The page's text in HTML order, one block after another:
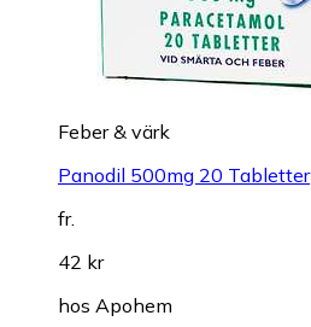
Feber & värk
Panodil 500mg 20 Tabletter
fr.
42 kr
hos Apohem